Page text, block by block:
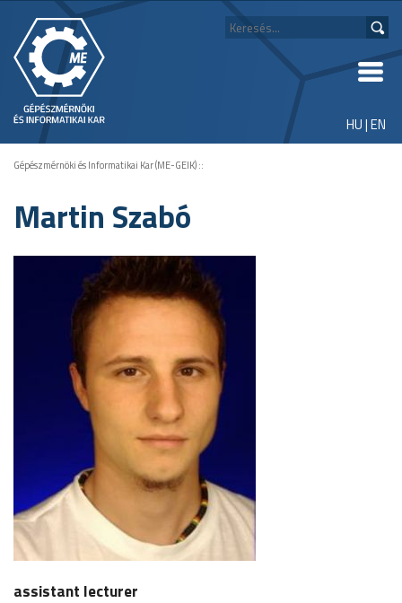
HU|EN
Gépészmérnöki és Informatikai Kar (ME-GEIK)::
Martin Szabó
assistant lecturer